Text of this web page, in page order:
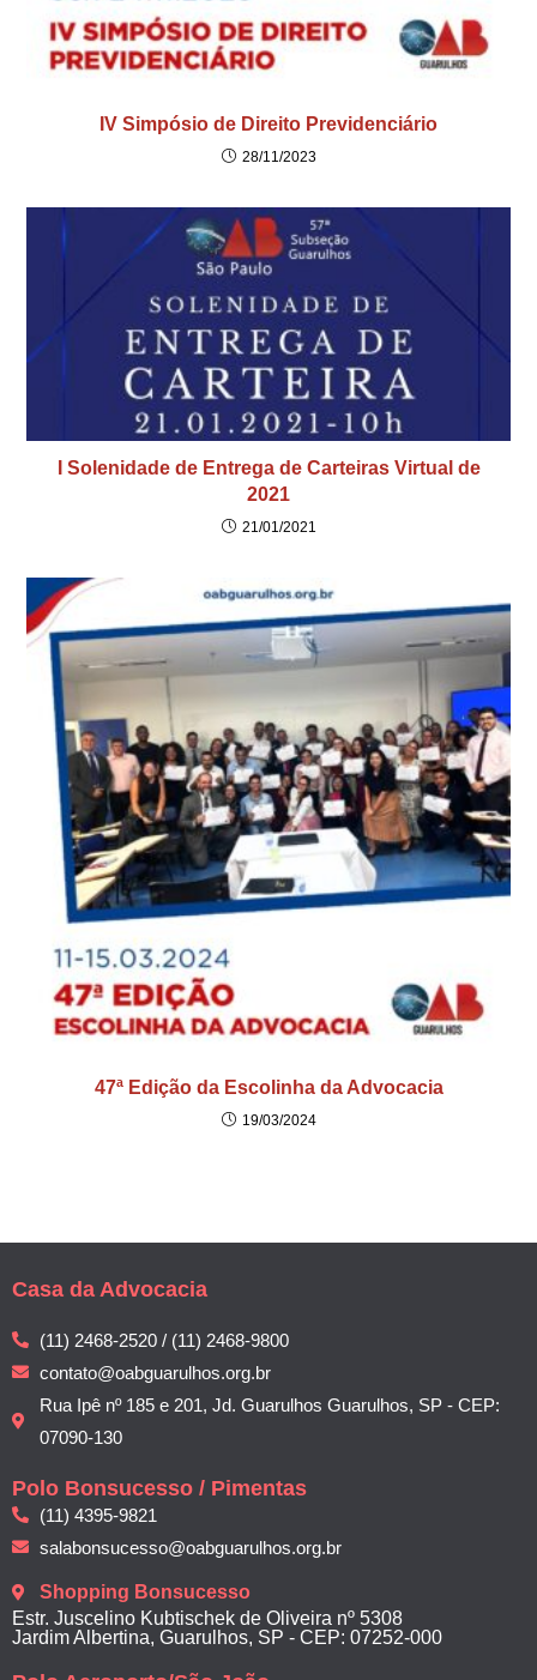
IV Simpósio de Direito Previdenciário
28/11/2023
I Solenidade de Entrega de Carteiras Virtual de
2021
21/01/2021
47ª Edição da Escolinha da Advocacia
19/03/2024
Casa da Advocacia
(11) 2468-2520 / (11) 2468-9800
contato@oabguarulhos.org.br
Rua Ipê nº 185 e 201, Jd. Guarulhos Guarulhos, SP - CEP:
07090-130
Polo Bonsucesso / Pimentas
(11) 4395-9821
salabonsucesso@oabguarulhos.org.br
Shopping Bonsucesso
Estr. Juscelino Kubtischek de Oliveira nº 5308
Jardim Albertina, Guarulhos, SP - CEP: 07252-000